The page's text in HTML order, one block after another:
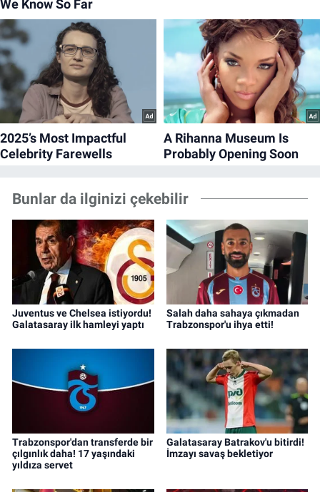
Bunlar da ilginizi çekebilir
Juventus ve Chelsea istiyordu!
Galatasaray ilk hamleyi yaptı
Salah daha sahaya çıkmadan
Trabzonspor'u ihya etti!
Trabzonspor'dan transferde bir
çılgınlık daha! 17 yaşındaki
yıldıza servet
Galatasaray Batrakov'u bitirdi!
İmzayı savaş bekletiyor